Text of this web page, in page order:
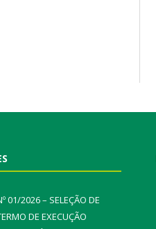
01/2026 – SELEÇÃO DE
DE EXECUÇÃO